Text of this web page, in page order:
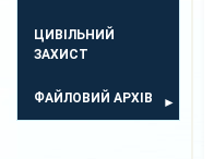
ЦИВІЛЬНИЙ
ЗАХИСТ
ФАЙЛОВИЙ АРХІВ